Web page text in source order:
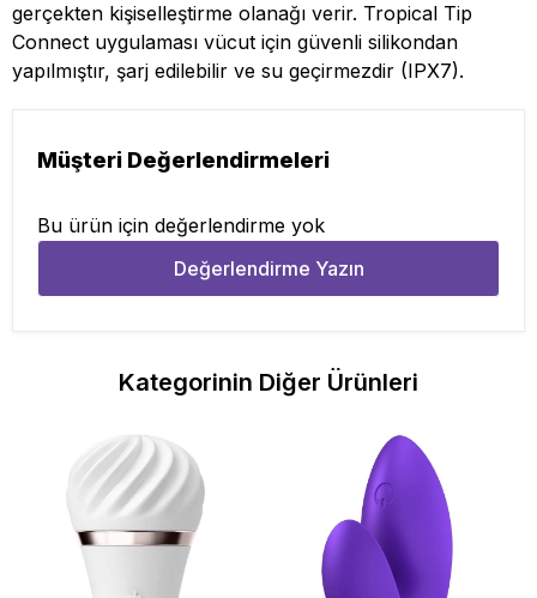
gerçekten kişiselleştirme olanağı verir. Tropical Tip
Connect uygulaması vücut için güvenli silikondan
yapılmıştır, şarj edilebilir ve su geçirmezdir (IPX7).
Müşteri Değerlendirmeleri
Bu ürün için değerlendirme yok
Değerlendirme Yazın
Kategorinin Diğer Ürünleri